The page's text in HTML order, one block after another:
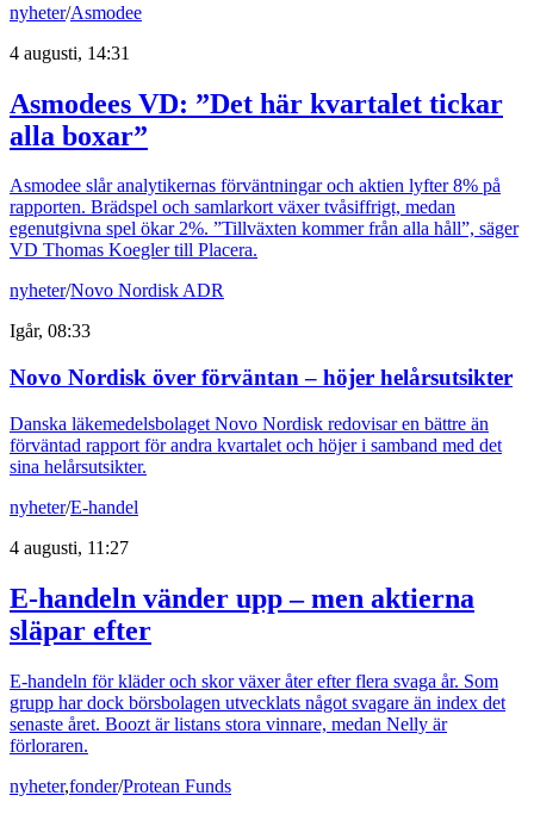
nyheter/Asmodee
4 augusti, 14:31
Asmodees VD: ”Det här kvartalet tickar
alla boxar”
Asmodee slår analytikernas förväntningar och aktien lyfter 8% på
rapporten. Brädspel och samlarkort växer tvåsiffrigt, medan
egenutgivna spel ökar 2%. ”Tillväxten kommer från alla håll”, säger
VD Thomas Koegler till Placera.
nyheter/Novo Nordisk ADR
Igår, 08:33
Novo Nordisk över förväntan – höjer helårsutsikter
Danska läkemedelsbolaget Novo Nordisk redovisar en bättre än
förväntad rapport för andra kvartalet och höjer i samband med det
sina helårsutsikter.
nyheter/E-handel
4 augusti, 11:27
E-handeln vänder upp – men aktierna
släpar efter
E-handeln för kläder och skor växer åter efter flera svaga år. Som
grupp har dock börsbolagen utvecklats något svagare än index det
senaste året. Boozt är listans stora vinnare, medan Nelly är
förloraren.
nyheter,fonder/Protean Funds